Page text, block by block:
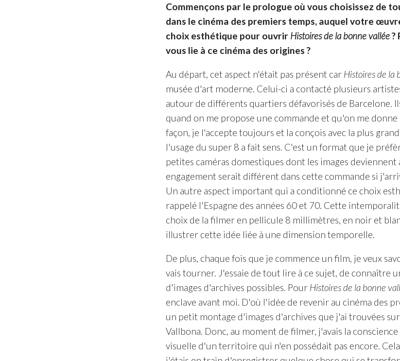
Commençons par le prologue où vous choisissez de
dans le cinéma des premiers temps, auquel votre
choix esthétique pour ouvrir Histoires de la bonne vallée?
vous lie à ce cinéma des origines ?
Au départ, cet aspect n'était pas présent car Histoires de la
musée d'art moderne. Celui-ci a contacté plusieurs
autour de différents quartiers défavorisés de Barcelone.
quand on me propose une commande et qu'on me
façon, je l'accepte toujours et la conçois avec la plus
l'usage du super 8 a fait sens. C'est un format que je
petites caméras domestiques dont les images
engagement serait différent dans cette commande si
Un autre aspect important qui a conditionné ce choix
rappelé l'Espagne des années 60 et 70. Cette
choix de la filmer en pellicule 8 millimètres, en noir et
illustrer cette idée liée à une dimension temporelle.
De plus, chaque fois que je commence un film, je veux
vais tourner. J'essaie de tout lire à ce sujet, de connaître
d'images d'archives possibles. Pour Histoires de la bonne
enclave avant moi. D'où l'idée de revenir au cinéma des
un petit montage d'images d'archives que j'ai trouvées
Vallbona. Donc, au moment de filmer, j'avais la
visuelle d'un territoire qui n'en possédait pas encore.